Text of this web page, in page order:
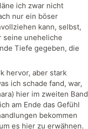
ich zwar nicht
nur ein böser
kann, selbst,
seine uneheliche
Tiefe gegeben, die
hervor, aber stark
ich schade fand, war,
hier im zweiten Band
am Ende das Gefühl
bekommen
es hier zu erwähnen.